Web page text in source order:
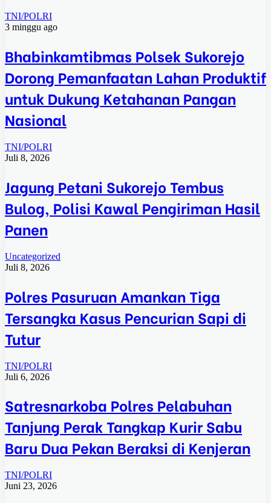
TNI/POLRI
3 minggu ago
Bhabinkamtibmas Polsek Sukorejo
Dorong Pemanfaatan Lahan Produktif
untuk Dukung Ketahanan Pangan
Nasional
TNI/POLRI
Juli 8, 2026
Jagung Petani Sukorejo Tembus
Bulog, Polisi Kawal Pengiriman Hasil
Panen
Uncategorized
Juli 8, 2026
Polres Pasuruan Amankan Tiga
Tersangka Kasus Pencurian Sapi di
Tutur
TNI/POLRI
Juli 6, 2026
Satresnarkoba Polres Pelabuhan
Tanjung Perak Tangkap Kurir Sabu
Baru Dua Pekan Beraksi di Kenjeran
TNI/POLRI
Juni 23, 2026